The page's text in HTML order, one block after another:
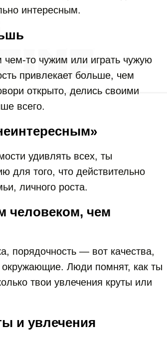
интересным.
чем-то чужим или играть чужую
привлекает больше, чем
открыто, делись своими
всего.
удивлять всех, ты
для того, что действительно
личного роста.
человеком, чем
порядочность — вот качества,
окружающие. Люди помнят, как ты
твои увлечения круты или
и увлечения